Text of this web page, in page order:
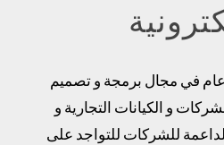
خبرة لما يزيد عن 13 عام في مجال برمجة و تصميم
و الكيانات التجارية و
للشركات للتواجد على